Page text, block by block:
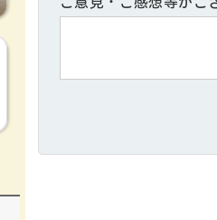
公式チャンネル